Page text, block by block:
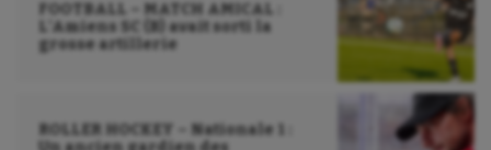
Randonnée / Marche
FOOTBALL – MATCH AMICAL :
L’Amiens SC (B) avait sorti la
grosse artillerie
ROLLER HOCKEY – Nationale 1 :